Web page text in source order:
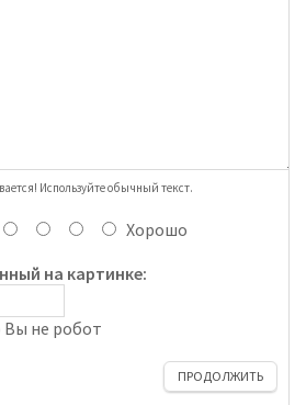
Используйте обычный текст.
Хорошо
на картинке:
ПРОДОЛЖИТЬ